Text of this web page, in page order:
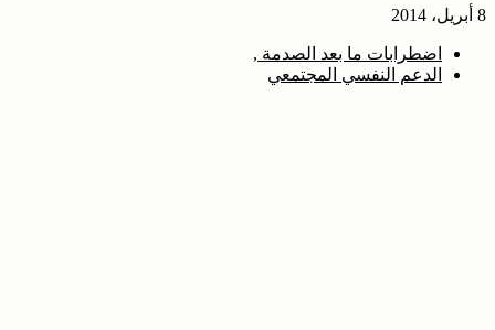
8 أبريل، 2014
اضطرابات ما بعد الصدمة
الدعم النفسي المجتمعي